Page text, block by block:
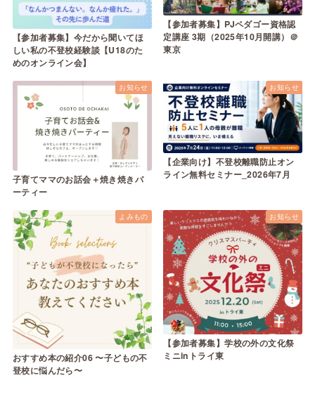
【参加者募集】今だから聞いてほ
しい私の不登校経験談【U18のた
めのオンライン会】
【参加者募集】PJペダゴー資格認
定講座 3期（2025年10月開講）＠
東京
お知らせ
子育てママのお話会＋焼き焼きパ
ーティー
お知らせ
【企業向け】不登校離職防止オン
ライン無料セミナー_2026年7月
よみもの
おすすめ本の紹介06 〜子どもの不
登校に悩んだら〜
お知らせ
【参加者募集】学校の外の文化祭
ミニinトライ東